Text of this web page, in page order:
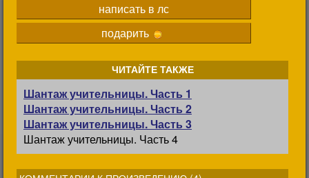
написать в лс
подарить
ЧИТАЙТЕ ТАКЖЕ
Шантаж учительницы. Часть 1
Шантаж учительницы. Часть 2
Шантаж учительницы. Часть 3
Шантаж учительницы. Часть 4